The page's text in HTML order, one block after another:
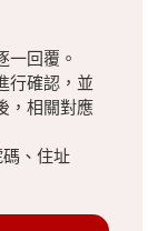
一回覆。
行確認，並
，相關對應
、住址